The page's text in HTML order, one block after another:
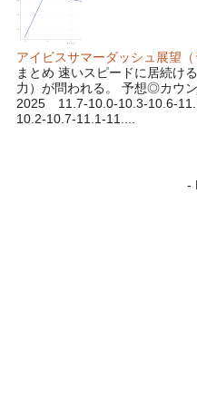
アイビスサマーダッシュ展望
まとめ 速いスピードに居続け
力）が問われる。 予想◎カウ
2025 11.7-10.0-10.3-10.6-
10.2-10.7-11.1-11....
-